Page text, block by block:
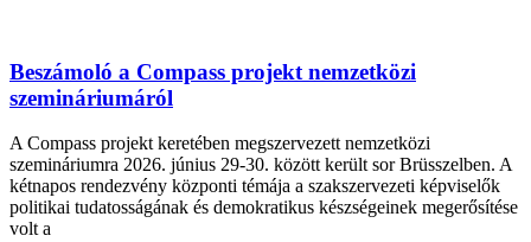
Beszámoló a Compass projekt nemzetközi
szemináriumáról
A Compass projekt keretében megszervezett nemzetközi
szemináriumra 2026. június 29-30. között került sor Brüsszelben. A
kétnapos rendezvény központi témája a szakszervezeti képviselők
politikai tudatosságának és demokratikus készségeinek megerősítése
volt a